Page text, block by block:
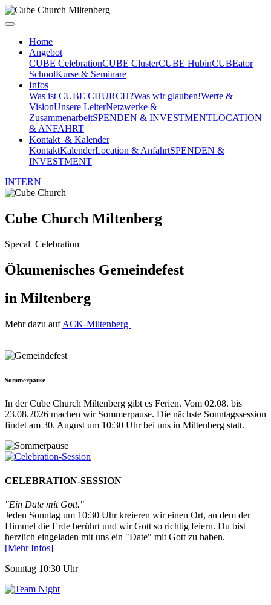
Home
Angebot
CUBE CelebrationCUBE ClusterCUBE HubinCUBEator
SchoolKurse & Seminare
Infos
Was ist CUBE CHURCH?Was wir glauben!Werte &
VisionUnsere LeiterNetzwerke &
ZusammenarbeitSPENDEN & INVESTMENTLOCATION
& ANFAHRT
Kontakt & Kalender
KontaktKalenderLocation & AnfahrtSPENDEN &
INVESTMENT
INTERN
Cube Church Miltenberg
Specal Celebration
Ökumenisches Gemeindefest
in Miltenberg
Mehr dazu aufACK-Miltenberg
Sommerpause
In der Cube Church Miltenberg gibt es Ferien. Vom 02.08. bis
23.08.2026 machen wir Sommerpause. Die nächste Sonntagssession
findet am 30. August um 10:30 Uhr bei uns in Miltenberg statt.
CELEBRATION-SESSION
"Ein Date mit Gott."
Jeden Sonntag um 10:30 Uhr kreieren wir einen Ort, an dem der
Himmel die Erde berührt und wir Gott so richtig feiern. Du bist
herzlich eingeladen mit uns ein "Date" mit Gott zu haben.
[Mehr Infos]
Sonntag 10:30 Uhr